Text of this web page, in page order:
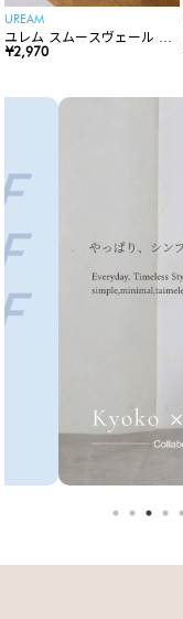
UREAM
ユレム スムースヴェール リ
ップスティック
¥2,970